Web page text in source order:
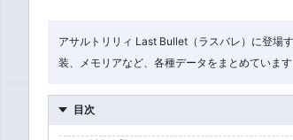
アサルトリリィ Last Bullet（ラスバレ）に登場
装、メモリアなど、各種データをまとめています
目次